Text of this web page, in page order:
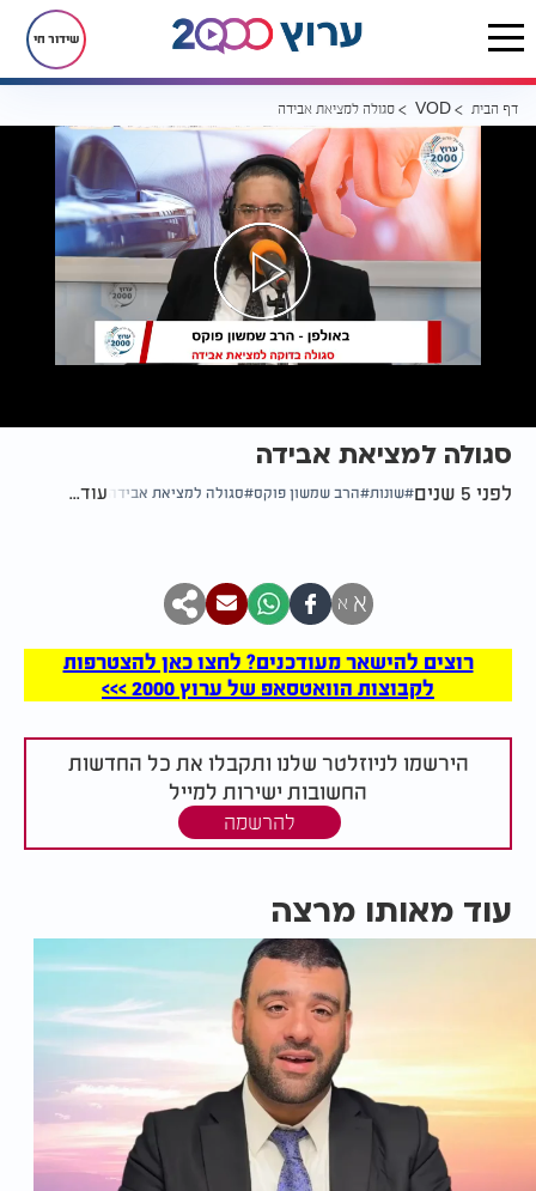
שידור חי
דף הבית VOD סגולה למציאת אבידה
סגולה למציאת אבידה
לפני 5 שנים שונות הרב שמשון פוקס סגולה למציאת אבידה עוד...
א א
רוצים להישאר מעודכנים? לחצו כאן להצטרפות
לקבוצות הוואטסאפ של ערוץ 2000 >>>
הירשמו לניוזלטר שלנו ותקבלו את כל החדשות
החשובות ישירות למייל
להרשמה
עוד מאותו מרצה